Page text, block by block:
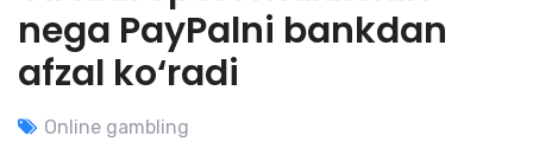
nega PayPalni bankdan
afzal ko‘radi
Online gambling